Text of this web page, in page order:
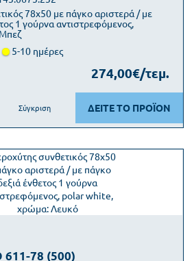
78x50 με πάγκο αριστερά / με
1 γούρνα αντιστρεφόμενος,
5-10 ημέρες
274,00€/τεμ.
ΔΕΙΤΕ ΤΟ ΠΡΟΪΟΝ
Σύγκριση
611-78 (500)